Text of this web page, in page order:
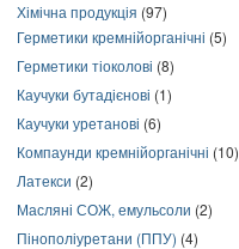
Хімічна продукція (97)
Герметики кремнійорганічні (5)
Герметики тіоколові (8)
Каучуки бутадієнові (1)
Каучуки уретанові (6)
Компаунди кремнійорганічні (10)
Латекси (2)
Масляні СОЖ, емульсоли (2)
Пінополіуретани (ППУ) (4)